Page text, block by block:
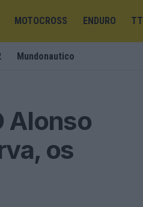
MOTOCROSS ENDURO TT
Mundonautico
Alonso
os